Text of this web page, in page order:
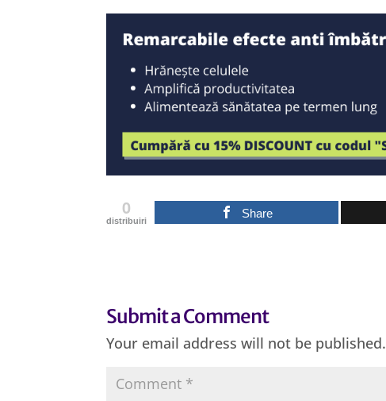
0
distribuiri
Share
Submit a Comment
Your email address will not be published.